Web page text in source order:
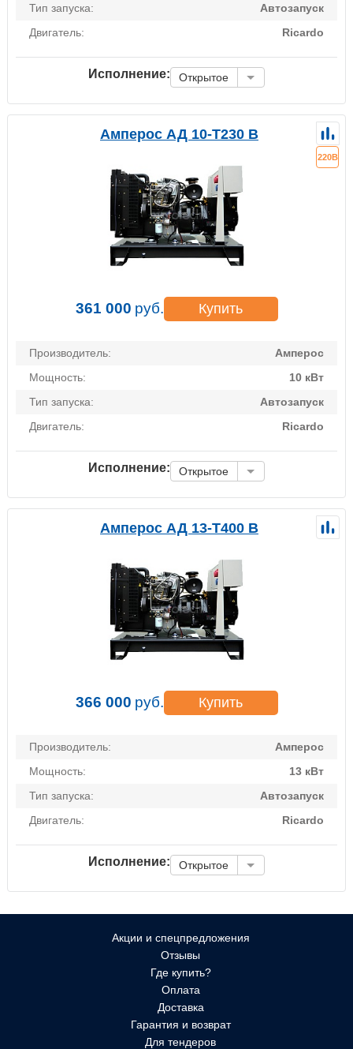
Тип запуска:
Автозапуск
Двигатель:
Ricardo
Исполнение: Открытое
Амперос АД 10-Т230 B
220В
361 000 руб. Купить
Производитель:
Амперос
Мощность:
10 кВт
Тип запуска:
Автозапуск
Двигатель:
Ricardo
Исполнение: Открытое
Амперос АД 13-Т400 B
366 000 руб. Купить
Производитель:
Амперос
Мощность:
13 кВт
Тип запуска:
Автозапуск
Двигатель:
Ricardo
Исполнение: Открытое
Акции и спецпредложения
Отзывы
Где купить?
Оплата
Доставка
Гарантия и возврат
Для тендеров